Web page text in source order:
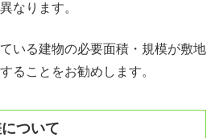
なります。
いる建物の必要面積・規模が敷地
ることをお勧めします。
ついて